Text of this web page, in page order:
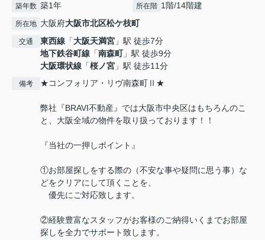
築年数 築1年 所在階 1階/14階建
所在地 大阪府大阪市北区松ケ枝町
交通 東西線 「大阪天満宮 」駅 徒歩7分
地下鉄谷町線 「南森町」駅 徒歩9分
大阪環状線 「桜ノ宮 」駅 徒歩11分
備考 ★コンフォリア・リヴ南森町Ⅱ★
弊社『BRAVI不動産』では大阪市中央区はもちろんのこ
と、大阪全域の物件を取り扱っております！！
『当社の一押しポイント』
①お部屋探しをする際の（不安な事や疑問に思う事）な
どをクリアにして頂くことを、
優先にご対応致します。
②経験豊富なスタッフがお客様のご納得いくまでお部屋
探しを全力でサポート致します。